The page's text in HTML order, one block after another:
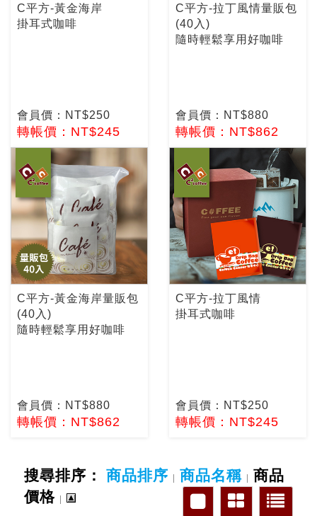
C平方-黃金海岸
掛耳式咖啡
會員價：NT$250
轉帳價：NT$245
C平方-拉丁風情量販包
(40入)
隨時輕鬆享用好咖啡
會員價：NT$880
轉帳價：NT$862
C平方-黃金海岸量販包
(40入)
隨時輕鬆享用好咖啡
會員價：NT$880
轉帳價：NT$862
C平方-拉丁風情
掛耳式咖啡
會員價：NT$250
轉帳價：NT$245
搜尋排序： 商品排序 | 商品名稱 | 商品
價格 |